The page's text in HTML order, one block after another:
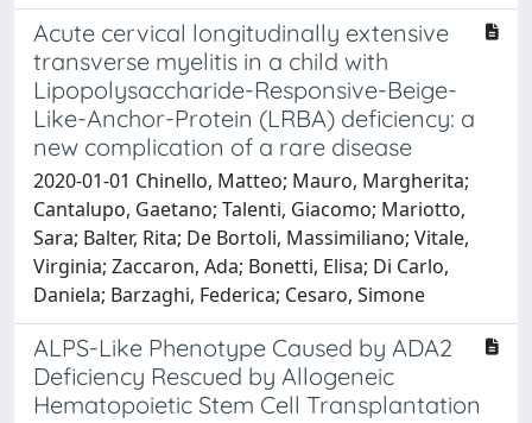
Acute cervical longitudinally extensive
transverse myelitis in a child with
Lipopolysaccharide-Responsive-Beige-
Like-Anchor-Protein (LRBA) deficiency: a
new complication of a rare disease
2020-01-01 Chinello, Matteo; Mauro, Margherita;
Cantalupo, Gaetano; Talenti, Giacomo; Mariotto,
Sara; Balter, Rita; De Bortoli, Massimiliano; Vitale,
Virginia; Zaccaron, Ada; Bonetti, Elisa; Di Carlo,
Daniela; Barzaghi, Federica; Cesaro, Simone
ALPS-Like Phenotype Caused by ADA2
Deficiency Rescued by Allogeneic
Hematopoietic Stem Cell Transplantation